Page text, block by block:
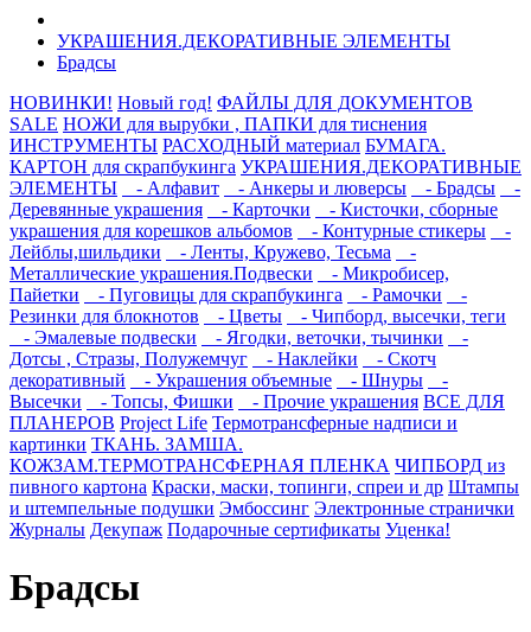
УКРАШЕНИЯ.ДЕКОРАТИВНЫЕ ЭЛЕМЕНТЫ
Брадсы
НОВИНКИ! Новый год! ФАЙЛЫ ДЛЯ ДОКУМЕНТОВ
SALE НОЖИ для вырубки , ПАПКИ для тиснения
ИНСТРУМЕНТЫ РАСХОДНЫЙ материал БУМАГА.
КАРТОН для скрапбукинга УКРАШЕНИЯ.ДЕКОРАТИВНЫЕ
ЭЛЕМЕНТЫ
- Алфавит - Анкеры и люверсы - Брадсы
-
Деревянные украшения
- Карточки
- Кисточки, сборные
украшения для корешков альбомов
- Контурные стикеры
-
Лейблы,шильдики
- Ленты, Кружево, Тесьма
-
Металлические украшения.Подвески
- Микробисер,
Пайетки
- Пуговицы для скрапбукинга - Рамочки
-
Резинки для блокнотов
- Цветы
- Чипборд, высечки, теги
- Эмалевые подвески
- Ягодки, веточки, тычинки
-
Дотсы , Стразы, Полужемчуг
- Наклейки
- Скотч
декоративный
- Украшения объемные - Шнуры
-
Высечки
- Топсы, Фишки - Прочие украшения ВСЕ ДЛЯ
ПЛАНЕРОВ Project Life Термотрансферные надписи и
картинки ТКАНЬ. ЗАМША.
КОЖЗАМ.ТЕРМОТРАНСФЕРНАЯ ПЛЕНКА ЧИПБОРД из
пивного картона Краски, маски, топинги, спреи и др Штампы
и штемпельные подушки Эмбоссинг Электронные странички
Журналы Декупаж Подарочные сертификаты Уценка!
Брадсы